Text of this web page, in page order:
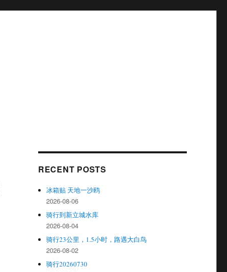
RECENT POSTS
冰箱贴 天地一沙鸥
2026-08-06
骑行到新立城水库
2026-08-04
骑行23公里，1.5小时，路遇大白鸟
2026-08-02
骑行20260730